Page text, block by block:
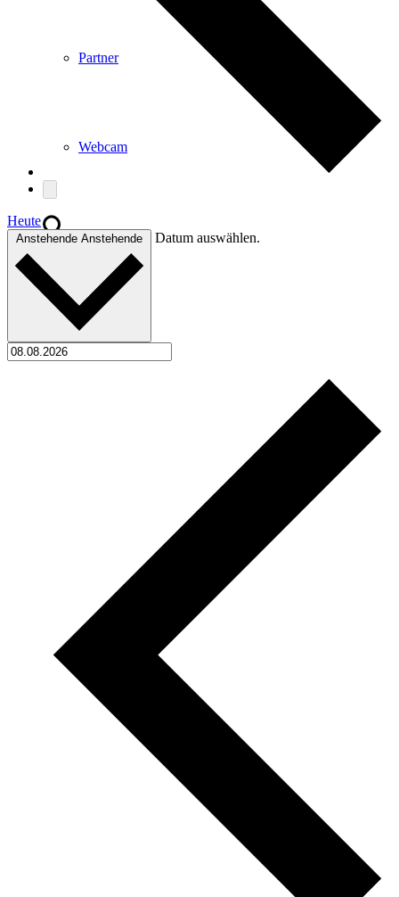
Partner
Webcam
Suche
Menü Menü
Heute
Anstehende Anstehende Datum auswählen.